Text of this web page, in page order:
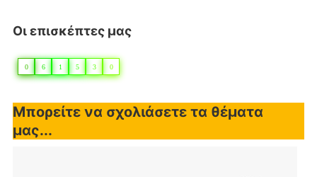
Οι επισκέπτες μας
0 6 1 5 3 0
Μπορείτε να σχολιάσετε τα θέματα
μας...